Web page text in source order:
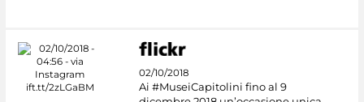
02/10/2018
Ai #MuseiCapitolini fino al 9